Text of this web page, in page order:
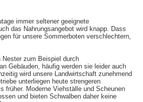
immer seltener geeignete
das Nahrungsangebot wird knapp. Dass
für unsere Sommerboten verschlechtern,
Nester zum Beispiel durch
Gebäuden, häufig werden sie leider auch
wird unsere Landwirtschaft zunehmend
unterliegen heute strengeren
früher. Moderne Viehställe und Scheunen
und bieten Schwalben daher keine